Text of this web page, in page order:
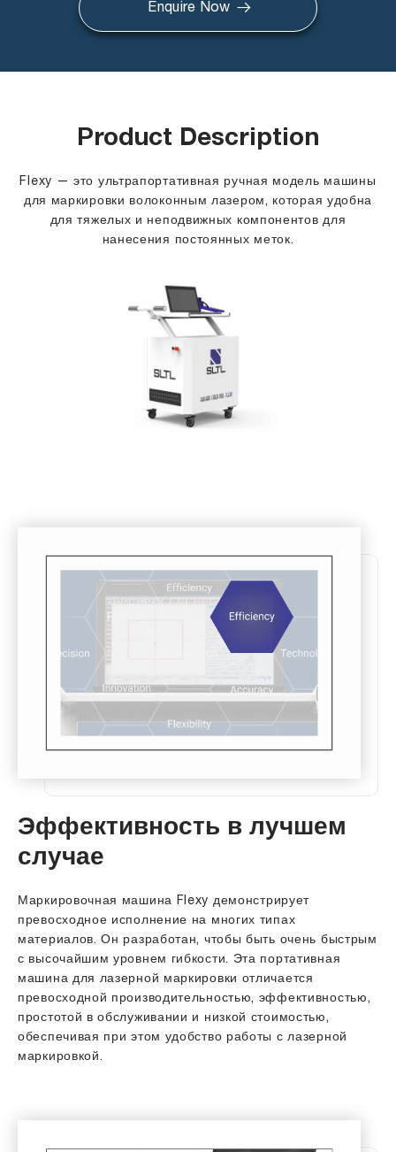
Enquire Now
Product Description
Flexy — это ультрапортативная ручная модель машины
для маркировки волоконным лазером, которая удобна
для тяжелых и неподвижных компонентов для
нанесения постоянных меток.
Эффективность в лучшем
случае
Маркировочная машина Flexy демонстрирует
превосходное исполнение на многих типах
материалов. Он разработан, чтобы быть очень быстрым
с высочайшим уровнем гибкости. Эта портативная
машина для лазерной маркировки отличается
превосходной производительностью, эффективностью,
простотой в обслуживании и низкой стоимостью,
обеспечивая при этом удобство работы с лазерной
маркировкой.